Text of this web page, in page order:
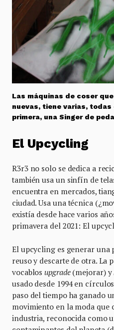
Las máquinas de coser
nuevas, tiene varias, todas
primera, una Singer de
El Upcycling
R3r3 no solo se dedica a
también usa un sinfín de
encuentra en mercados,
ciudad. Usa una técnica
existía desde hace varios
primavera del 2021: El
El upcycling es generar una
reuso y descarte de otra. La
vocablosupgrade(mejorar) y
usado desde 1994 en
paso del tiempo ha ganado
movimiento en la moda que
industria, reconocida como